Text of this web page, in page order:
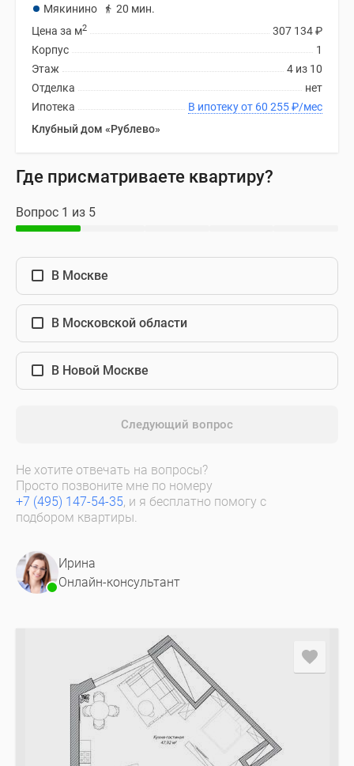
Мякинино
20 мин.
307 134₽
Цена за м2
1
Корпус
4 из 10
Этаж
нет
Отделка
В ипотеку от 60 255₽/мес
Ипотека
Клубный дом «Рублево»
Где присматриваете квартиру?
Вопрос 1 из 5
В Москве
В Московской области
В Новой Москве
Следующий вопрос
Не хотите отвечать на вопросы?
Просто позвоните мне по номеру
+7 (495) 147-54-35, и я бесплатно помогу с
подбором квартиры.
Ирина
Онлайн-консультант